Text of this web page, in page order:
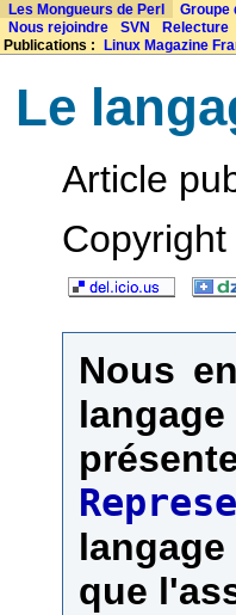
Les Mongueurs de Perl Groupe
Nous rejoindre
SVN Relecture
Publications :
Linux Magazine
Le
Article
Nous
langage
que